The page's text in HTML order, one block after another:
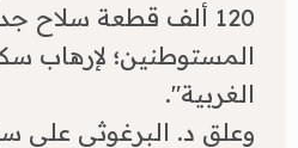
120 ألف قطعة سلاح
المستوطنين؛ لإرهاب
الغربية".
وعلق د. البرغوثي على